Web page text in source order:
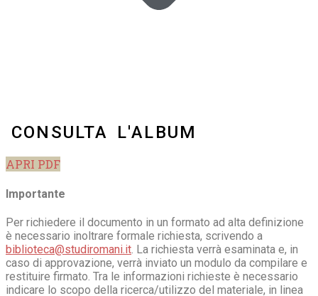
CONSULTA L'ALBUM
APRI PDF
Importante
Per richiedere il documento in un formato ad alta definizione
è necessario inoltrare formale richiesta, scrivendo a
biblioteca@studiromani.it. La richiesta verrà esaminata e, in
caso di approvazione, verrà inviato un modulo da compilare e
restituire firmato. Tra le informazioni richieste è necessario
indicare lo scopo della ricerca/utilizzo del materiale, in linea